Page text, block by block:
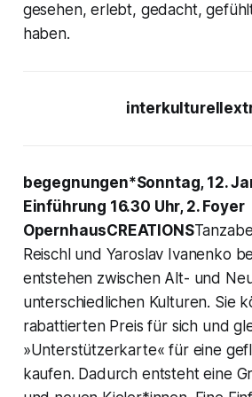
gesehen, erlebt, gedacht,
haben.
begegnungen*Sonntag, 12.
Einführung 16.30 Uhr, 2. Foyer
OpernhausCREATIONS
Reischl und Yaroslav Ivanenko
entstehen zwischen Alt- und
unterschiedlichen Kulturen. Sie
rabattierten Preis für sich und
»Unterstützerkarte« für eine
kaufen. Dadurch entsteht eine